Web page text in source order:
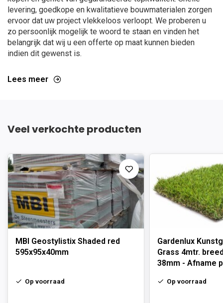
levering, goedkope en kwalitatieve bouwmaterialen zorgen
ervoor dat uw project vlekkeloos verloopt. We proberen u
zo persoonlijk mogelijk te woord te staan en vinden het
belangrijk dat wij u een offerte op maat kunnen bieden
indien dit gewenst is.
Lees meer
Veel verkochte producten
MBI Geostylistix Shaded red
595x95x40mm
Op voorraad
Gardenlux
Grass 4mtr.
38mm - Afname
Op voorraad